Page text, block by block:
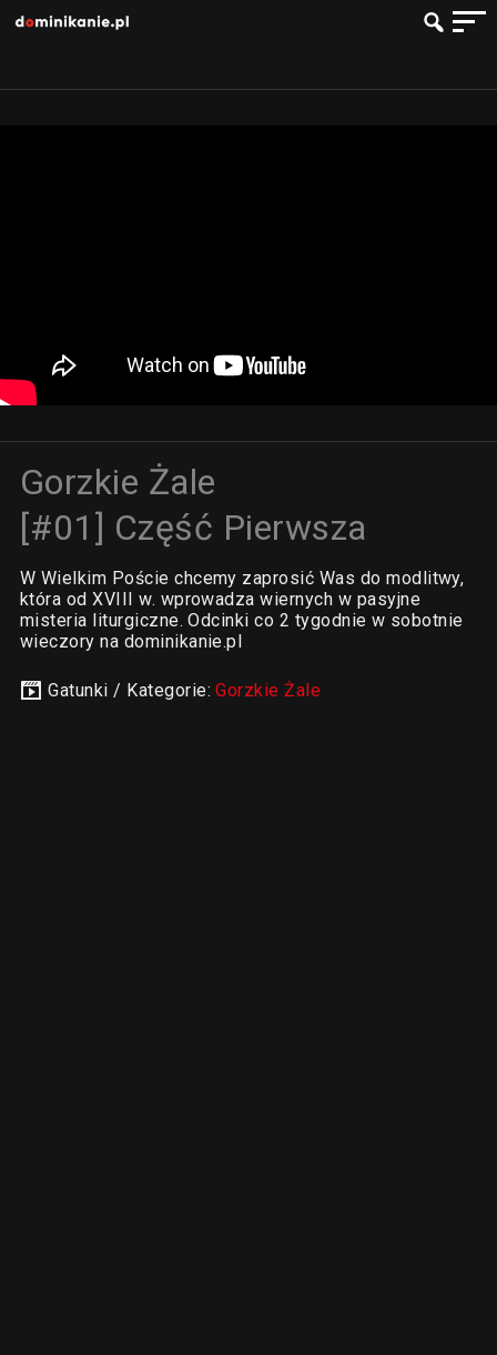
Gorzkie Żale
[#01] Część Pierwsza
W Wielkim Poście chcemy zaprosić Was do modlitwy,
która od XVIII w. wprowadza wiernych w pasyjne
misteria liturgiczne. Odcinki co 2 tygodnie w sobotnie
wieczory na dominikanie.pl
Gatunki / Kategorie:Gorzkie Żale